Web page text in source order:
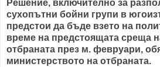
Решение, включително за
сухопътни бойни групи в
предстои да бъде взето на
време на предстоящата среща
отбраната през м. февруари,
министерството на отбраната.